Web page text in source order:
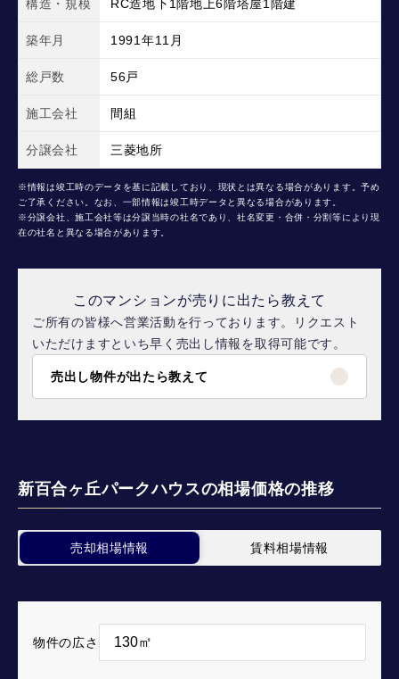
構造・規模 RC造地下1階地上6階塔屋1階建
築年月 1991年11月
総戸数 56戸
施工会社 間組
分譲会社 三菱地所
※情報は竣工時のデータを基に記載しており、現状とは異なる場合があります。予め
ご了承ください。なお、一部情報は竣工時データと異なる場合があります。
※分譲会社、施工会社等は分譲当時の社名であり、社名変更・合併・分割等により現
在の社名と異なる場合があります。
このマンションが売りに出たら教えて
ご所有の皆様へ営業活動を行っております。リクエスト
いただけますといち早く売出し情報を取得可能です。
売出し物件が出たら教えて
新百合ヶ丘パークハウスの相場価格の推移
売却相場情報 賃料相場情報
物件の広さ